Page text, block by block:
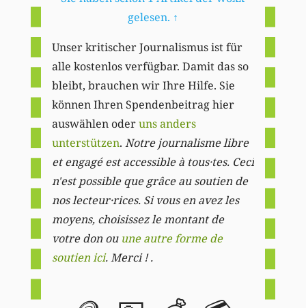
gelesen. ↑
Unser kritischer Journalismus ist für
alle kostenlos verfügbar. Damit das so
bleibt, brauchen wir Ihre Hilfe. Sie
können Ihren Spendenbeitrag hier
auswählen oderuns anders
unterstützen. Notre journalisme libre
et engagé est accessible à tous·tes. Ceci
n'est possible que grâce au soutien de
nos lecteur·rices. Si vous en avez les
moyens, choisissez le montant de
votre don ou une autre forme de
soutien ici. Merci ! .